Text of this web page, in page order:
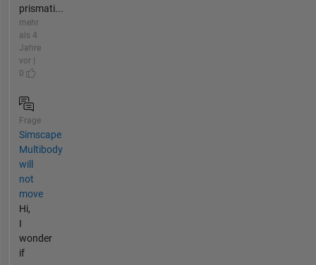
prismati...
mehr
als 4
Jahre
vor |
0
Frage
Simscape
Multibody
will
not
move
Hi,
I
wonder
if